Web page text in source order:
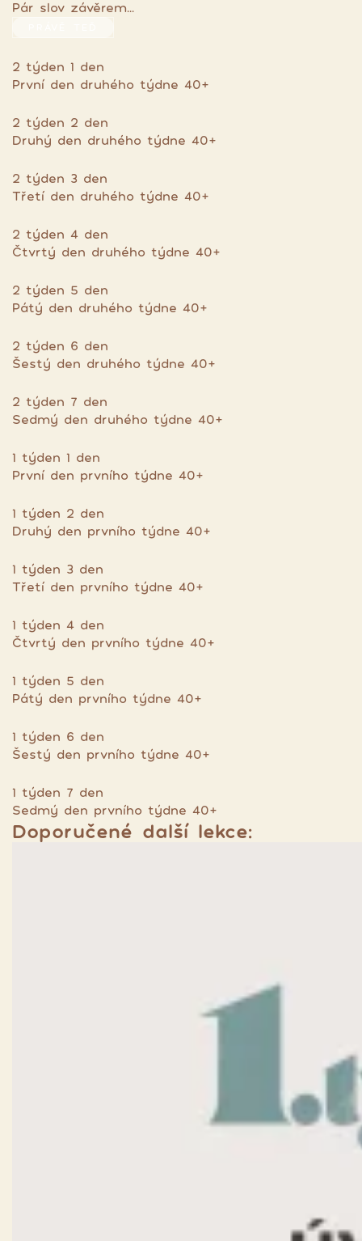
Pár slov závěrem...
2 týden 1 den
První den druhého týdne 40+
2 týden 2 den
Druhý den druhého týdne 40+
2 týden 3 den
Třetí den druhého týdne 40+
2 týden 4 den
Čtvrtý den druhého týdne 40+
2 týden 5 den
Pátý den druhého týdne 40+
2 týden 6 den
Šestý den druhého týdne 40+
2 týden 7 den
Sedmý den druhého týdne 40+
1 týden 1 den
První den prvního týdne 40+
1 týden 2 den
Druhý den prvního týdne 40+
1 týden 3 den
Třetí den prvního týdne 40+
1 týden 4 den
Čtvrtý den prvního týdne 40+
1 týden 5 den
Pátý den prvního týdne 40+
1 týden 6 den
Šestý den prvního týdne 40+
1 týden 7 den
Sedmý den prvního týdne 40+
Doporučené další lekce: